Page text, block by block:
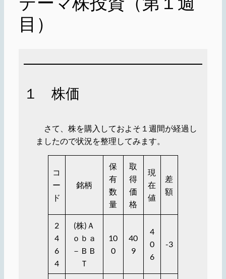
目）
１ 株価
さて、株を購入しておよそ１週間が経過し
ましたので状況を整理してみます。
コ
ー
ド
銘柄
保
有
数
量
取
得
価
格
現
在
値
差
額
2
4
6
4
(株)Ａ
ｏｂａ
－ＢＢ
Ｔ
10
0
40
9
4
0
6
-3